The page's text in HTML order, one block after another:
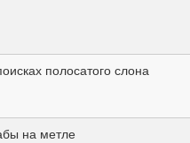
полосатого слона
на метле